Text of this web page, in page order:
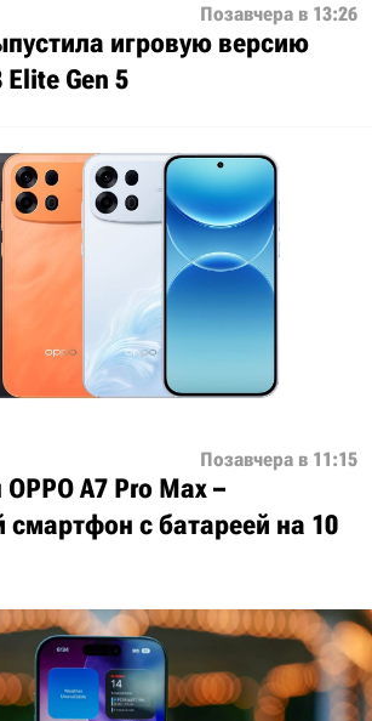
Позавчера в 13:26
игровую версию
Gen 5
Позавчера в 11:15
A7 Pro Max –
с батареей на 10